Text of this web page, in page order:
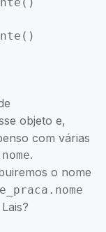
objeto e,
com várias
nome.
o nome